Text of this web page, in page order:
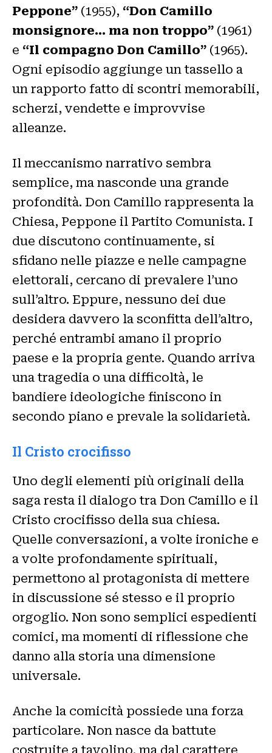
Peppone” (1955), “Don Camillo
monsignore… ma non troppo” (1961)
e “Il compagno Don Camillo” (1965).
Ogni episodio aggiunge un tassello a
un rapporto fatto di scontri memorabili,
scherzi, vendette e improvvise
alleanze.
Il meccanismo narrativo sembra
semplice, ma nasconde una grande
profondità. Don Camillo rappresenta la
Chiesa, Peppone il Partito Comunista. I
due discutono continuamente, si
sfidano nelle piazze e nelle campagne
elettorali, cercano di prevalere l’uno
sull’altro. Eppure, nessuno dei due
desidera davvero la sconfitta dell’altro,
perché entrambi amano il proprio
paese e la propria gente. Quando arriva
una tragedia o una difficoltà, le
bandiere ideologiche finiscono in
secondo piano e prevale la solidarietà.
Il Cristo crocifisso
Uno degli elementi più originali della
saga resta il dialogo tra Don Camillo e il
Cristo crocifisso della sua chiesa.
Quelle conversazioni, a volte ironiche e
a volte profondamente spirituali,
permettono al protagonista di mettere
in discussione sé stesso e il proprio
orgoglio. Non sono semplici espedienti
comici, ma momenti di riflessione che
danno alla storia una dimensione
universale.
Anche la comicità possiede una forza
particolare. Non nasce da battute